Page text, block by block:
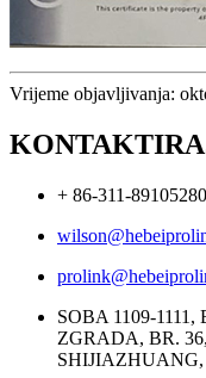
Vrijeme objavljivanja:
+ 86-311-
SOBA 1109-
ZGRADA, BR.
SHIJIAZHUANG,